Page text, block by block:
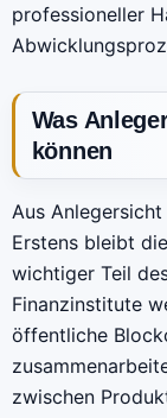
professioneller
Was
können
Aus
Erstens bleibt
wichtiger Teil
Finanzinstitute
öffentliche
zwischen